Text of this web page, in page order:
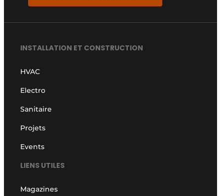
INSTALLATION ET CONSTRUCTION
HVAC
Electro
Sanitaire
Projets
Events
LIENS UTILES
Magazines